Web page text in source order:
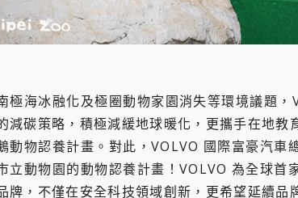
極海冰融化及極圈動物家園消失等環境議題
減碳策略，積極減緩地球暖化，更攜手在地教
動物認養計畫。對此，VOLVO 國際富豪汽車
立動物園的動物認養計畫！VOLVO 為全球首
牌，不僅在安全科技領域創新，更希望延續品